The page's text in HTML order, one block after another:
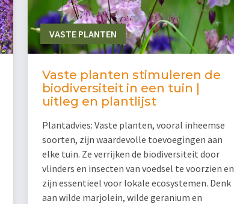
VASTE PLANTEN
Vaste planten stimuleren de
biodiversiteit in een tuin |
uitleg en plantlijst
Plantadvies: Vaste planten, vooral inheemse
soorten, zijn waardevolle toevoegingen aan
elke tuin. Ze verrijken de biodiversiteit door
vlinders en insecten van voedsel te voorzien en
zijn essentieel voor lokale ecosystemen. Denk
aan wilde marjolein, wilde geranium en